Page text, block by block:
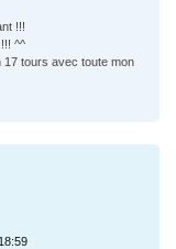
!!!
^^
17 tours avec toute mon